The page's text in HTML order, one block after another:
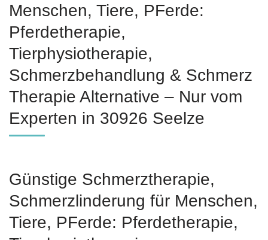
Menschen, Tiere, PFerde:
Pferdetherapie,
Tierphysiotherapie,
Schmerzbehandlung & Schmerz
Therapie Alternative – Nur vom
Experten in 30926 Seelze
Günstige Schmerztherapie,
Schmerzlinderung für Menschen,
Tiere, PFerde: Pferdetherapie,